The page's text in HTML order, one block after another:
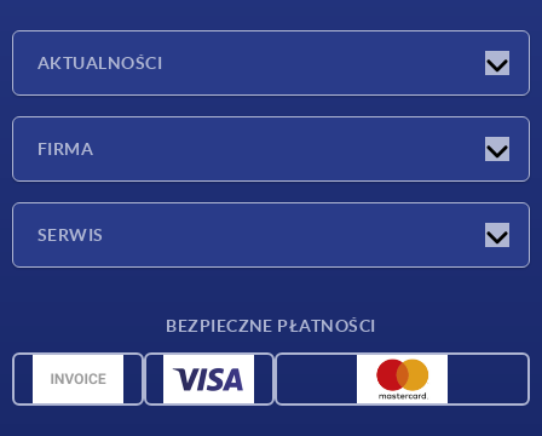
AKTUALNOŚCI
FIRMA
SERWIS
Dane CAD
BEZPIECZNE PŁATNOŚCI